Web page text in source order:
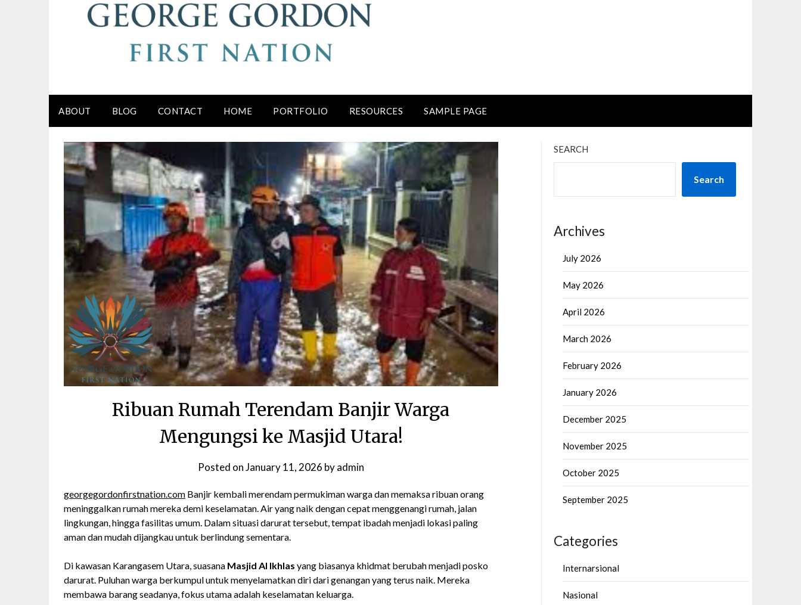
ABOUT BLOG CONTACT HOME PORTFOLIO RESOURCES SAMPLE PAGE
Ribuan Rumah Terendam Banjir Warga
Mengungsi ke Masjid Utara!
Posted onJanuary 11, 2026 byadmin
georgegordonfirstnation.com Banjir kembali merendam permukiman warga dan memaksa ribuan orang
meninggalkan rumah mereka demi keselamatan. Air yang naik dengan cepat menggenangi rumah, jalan
lingkungan, hingga fasilitas umum. Dalam situasi darurat tersebut, tempat ibadah menjadi lokasi paling
aman dan mudah dijangkau untuk berlindung sementara.
Di kawasan Karangasem Utara, suasana Masjid Al Ikhlas yang biasanya khidmat berubah menjadi posko
darurat. Puluhan warga berkumpul untuk menyelamatkan diri dari genangan yang terus naik. Mereka
membawa barang seadanya, fokus utama adalah keselamatan keluarga.
SEARCH
Search
Archives
July 2026
May 2026
April 2026
March 2026
February 2026
January 2026
December 2025
November 2025
October 2025
September 2025
Categories
Internarsional
Nasional